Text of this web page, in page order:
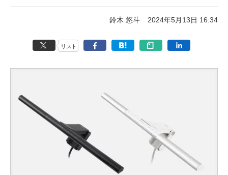
鈴木 悠斗 2024年5月13日 16:34
リスト